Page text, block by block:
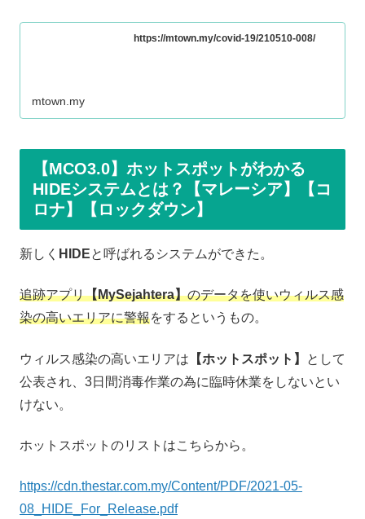
https://mtown.my/covid-19/210510-008/
mtown.my
【MCO3.0】ホットスポットがわかる
HIDEシステムとは？【マレーシア】【コ
ロナ】【ロックダウン】
新しく HIDEと呼ばれるシステムができた。
追跡アプリ【MySejahtera】のデータを使いウィルス感
染の高いエリアに警報をするというもの。
ウィルス感染の高いエリアは 【ホットスポット】
として
公表され、3日間消毒作業の為に臨時休業をしないとい
けない。
ホットスポットのリストはこちらから。
https://cdn.thestar.com.my/Content/PDF/2021-05-
08_HIDE_For_Release.pdf